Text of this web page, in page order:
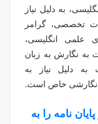
به دلیل نیاز
تخصصی، گرامر
علمی انگلیسی،
به نگارش به زبان
به دلیل نیاز به
نگارشی خاص است.
نامه را به